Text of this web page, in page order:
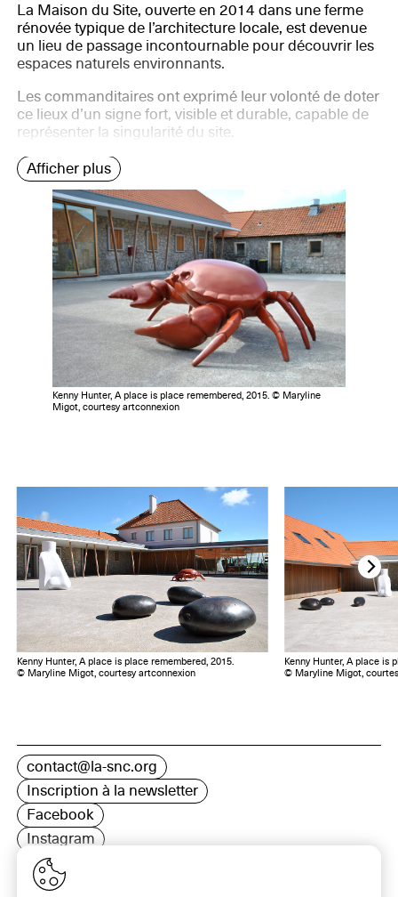
La Maison du Site, ouverte en 2014 dans une ferme
rénovée typique de l’architecture locale, est devenue
un lieu de passage incontournable pour découvrir les
espaces naturels environnants.
Les commanditaires ont exprimé leur volonté de doter
ce lieux d’un signe fort, visible et durable, capable de
représenter la singularité du site.
Afficher plus
Kenny Hunter, A place is place remembered, 2015. © Maryline
Migot, courtesy artconnexion
Kenny Hunter, A place is place remembered, 2015.
© Maryline Migot, courtesy artconnexion
Kenny Hunter, A place is
© Maryline Migot,
contact@la-snc.org
Inscription à la newsletter
Facebook
Instagram
LinkedIn